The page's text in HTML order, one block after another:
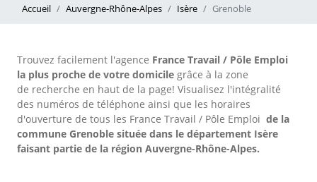
Accueil Auvergne-Rhône-Alpes Isère Grenoble
Trouvez facilement l'agence France Travail / Pôle Emploi
la plus proche de votre domicile grâce à la zone
de recherche en haut de la page! Visualisez l'intégralité
des numéros de téléphone ainsi que les horaires
d'ouverture de tous les France Travail / Pôle Emploi de la
commune Grenoble située dans le département Isère
faisant partie de la région Auvergne-Rhône-Alpes.